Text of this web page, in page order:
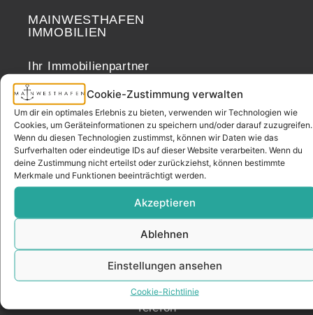
Cookie-Zustimmung verwalten
Um dir ein optimales Erlebnis zu bieten, verwenden wir Technologien wie
Cookies, um Geräteinformationen zu speichern und/oder darauf zuzugreifen.
Wenn du diesen Technologien zustimmst, können wir Daten wie das
Surfverhalten oder eindeutige IDs auf dieser Website verarbeiten. Wenn du
deine Zustimmung nicht erteilst oder zurückziehst, können bestimmte
Merkmale und Funktionen beeinträchtigt werden.
Akzeptieren
Ablehnen
Einstellungen ansehen
Cookie-Richtlinie
MAINWESTHAFEN
IMMOBILIEN
Ihr Immobilienpartner
aus der
Nachbarschaft.
– seit 2017.
KONTAKT
Adresse
Mainwesthafen Immobilien Speicherstraße 5
60327 Frankfurt
Telefon